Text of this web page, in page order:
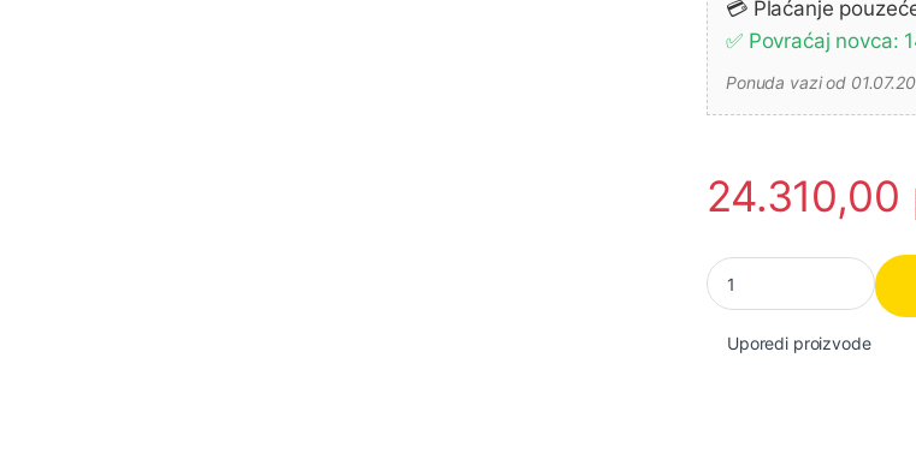
💳 Plaćanje
✅ Povraćaj novca:
Ponuda vazi od
24.310,00
Makita GA5040C
Uporedi proizvode